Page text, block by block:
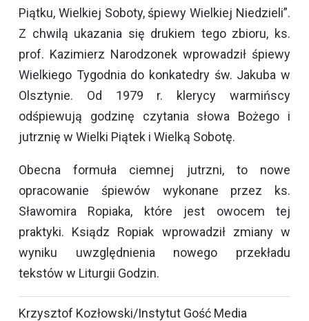
Piątku, Wielkiej Soboty, śpiewy Wielkiej Niedzieli”.
Z chwilą ukazania się drukiem tego zbioru, ks.
prof. Kazimierz Narodzonek wprowadził śpiewy
Wielkiego Tygodnia do konkatedry św. Jakuba w
Olsztynie. Od 1979 r. klerycy warmińscy
odśpiewują godzinę czytania słowa Bożego i
jutrznię w Wielki Piątek i Wielką Sobotę.
Obecna formuła ciemnej jutrzni, to nowe
opracowanie śpiewów wykonane przez ks.
Sławomira Ropiaka, które jest owocem tej
praktyki. Ksiądz Ropiak wprowadził zmiany w
wyniku uwzględnienia nowego przekładu
tekstów w Liturgii Godzin.
Krzysztof Kozłowski/Instytut Gość Media